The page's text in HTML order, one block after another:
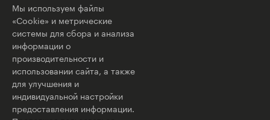
Мы используем файлы
«Cookie» и метрические
системы для сбора и анализа
информации о
производительности и
использовании сайта, а также
для улучшения и
индивидуальной настройки
предоставления информации.